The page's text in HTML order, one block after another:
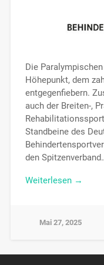
Die
Höhepunkt, dem
entgegenfiebern.
auch der Breiten-,
Standbeine des
den
Weiterlesen →
Mai 27, 2025